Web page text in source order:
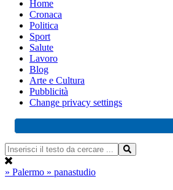
Home
Cronaca
Politica
Sport
Salute
Lavoro
Blog
Arte e Cultura
Pubblicità
Change privacy settings
» Palermo » panastudio